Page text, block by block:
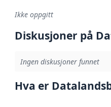
Ikke oppgitt
Diskusjoner på
Ingen diskusjoner funnet
Hva er